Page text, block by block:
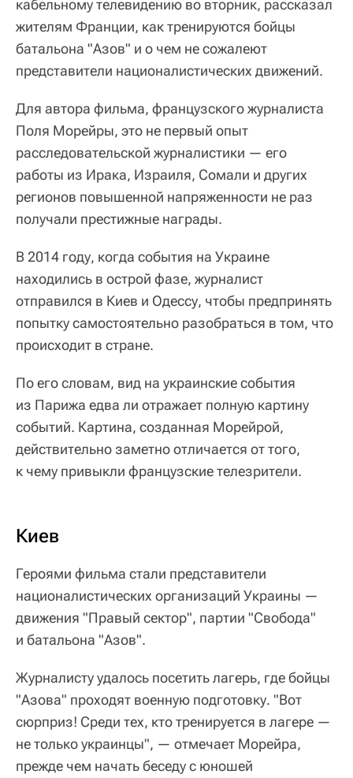
кабельному телевидению во вторник, рассказал
жителям Франции, как тренируются бойцы
батальона "Азов" и о чем не сожалеют
представители националистических движений.
Для автора фильма, французского журналиста
Поля Морейры, это не первый опыт
расследовательской журналистики — его
работы из Ирака, Израиля, Сомали и других
регионов повышенной напряженности не раз
получали престижные награды.
В 2014 году, когда события на Украине
находились в острой фазе, журналист
отправился в Киев и Одессу, чтобы предпринять
попытку самостоятельно разобраться в том, что
происходит в стране.
По его словам, вид на украинские события
из Парижа едва ли отражает полную картину
событий. Картина, созданная Морейрой,
действительно заметно отличается от того,
к чему привыкли французские телезрители.
Киев
Героями фильма стали представители
националистических организаций Украины —
движения "Правый сектор", партии "Свобода"
и батальона "Азов".
Журналисту удалось посетить лагерь, где бойцы
"Азова" проходят военную подготовку. "Вот
сюрприз! Среди тех, кто тренируется в лагере —
не только украинцы", — отмечает Морейра,
прежде чем начать беседу с юношей